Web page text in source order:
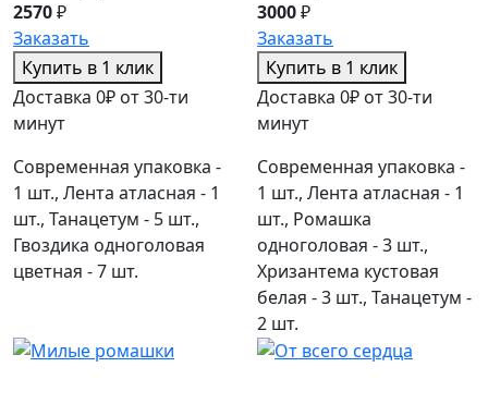
2570₽
Заказать
Купить в 1 клик
Доставка 0₽ от 30-ти
минут
Современная упаковка -
1 шт., Лента атласная - 1
шт., Танацетум - 5 шт.,
Гвоздика одноголовая
цветная - 7 шт.
3000₽
Заказать
Купить в 1 клик
Доставка 0₽ от 30-ти
минут
Современная упаковка -
1 шт., Лента атласная - 1
шт., Ромашка
одноголовая - 3 шт.,
Хризантема кустовая
белая - 3 шт., Танацетум -
2 шт.